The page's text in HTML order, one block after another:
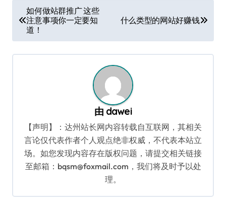
章
导
航
如何做站群推广 这些
注意事项你一定要知
道！
什么类型的网站好赚钱
由 dawei
【声明】：达州站长网内容转载自互联网，其相关
言论仅代表作者个人观点绝非权威，不代表本站立
场。如您发现内容存在版权问题，请提交相关链接
至邮箱：bqsm@foxmail.com，我们将及时予以处
理。